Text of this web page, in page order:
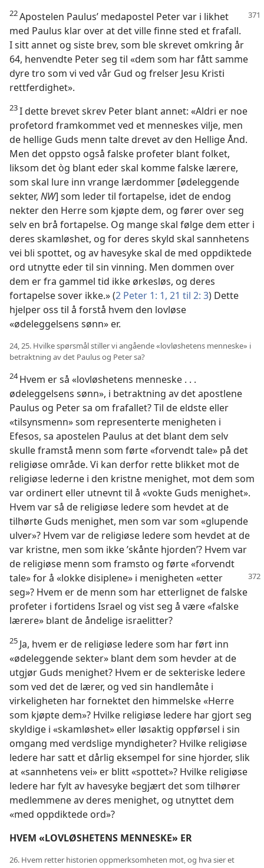
22Apostelen Paulus’ medapostel Peter var i likhet
med Paulus klar over at det ville finne sted et frafall.
I sitt annet og siste brev, som ble skrevet omkring år
64, henvendte Peter seg til «dem som har fått samme
dyre tro som vi ved vår Gud og frelser Jesu Kristi
rettferdighet».
23I dette brevet skrev Peter blant annet: «Aldri er noe
profetord framkommet ved et menneskes vilje, men
de hellige Guds menn talte drevet av den Hellige Ånd.
Men det oppsto også falske profeter blant folket,
liksom det òg blant eder skal komme falske lærere,
som skal lure inn vrange lærdommer [ødeleggende
sekter, NW] som leder til fortapelse, idet de endog
nekter den Herre som kjøpte dem, og fører over seg
selv en brå fortapelse. Og mange skal følge dem etter i
deres skamløshet, og for deres skyld skal sannhetens
vei bli spottet, og av havesyke skal de med oppdiktede
ord utnytte eder til sin vinning. Men dommen over
dem er fra gammel tid ikke ørkesløs, og deres
fortapelse sover ikke.» (2 Peter 1: 1, 21 til 2: 3) Dette
hjelper oss til å forstå hvem den lovløse
«ødeleggelsens sønn» er.
24, 25. Hvilke spørsmål stiller vi angående «lovløshetens menneske» i
betraktning av det Paulus og Peter sa?
24Hvem er så «lovløshetens menneske . . .
ødeleggelsens sønn», i betraktning av det apostlene
Paulus og Peter sa om frafallet? Til de eldste eller
«tilsynsmenn» som representerte menigheten i
Efesos, sa apostelen Paulus at det blant dem selv
skulle framstå menn som førte «forvendt tale» på det
religiøse område. Vi kan derfor rette blikket mot de
religiøse lederne i den kristne menighet, mot dem som
var ordinert eller utnevnt til å «vokte Guds menighet».
Hvem var så de religiøse ledere som hevdet at de
tilhørte Guds menighet, men som var som «glupende
ulver»? Hvem var de religiøse ledere som hevdet at de
var kristne, men som ikke ’skånte hjorden’? Hvem var
de religiøse menn som framsto og førte «forvendt
tale» for å «lokke disiplene» i menigheten «etter
seg»? Hvem er de menn som har etterlignet de falske
profeter i fortidens Israel og vist seg å være «falske
lærere» blant de åndelige israelitter?
25 Ja, hvem er de religiøse ledere som har ført inn
«ødeleggende sekter» blant dem som hevder at de
utgjør Guds menighet? Hvem er de sekteriske ledere
som ved det de lærer, og ved sin handlemåte i
virkeligheten har fornektet den himmelske «Herre
som kjøpte dem»? Hvilke religiøse ledere har gjort seg
skyldige i «skamløshet» eller løsaktig oppførsel i sin
omgang med verdslige myndigheter? Hvilke religiøse
ledere har satt et dårlig eksempel for sine hjorder, slik
at «sannhetens vei» er blitt «spottet»? Hvilke religiøse
ledere har fylt av havesyke begjært det som tilhører
medlemmene av deres menighet, og utnyttet dem
«med oppdiktede ord»?
HVEM «LOVLØSHETENS MENNESKE» ER
26. Hvem retter historien oppmerksomheten mot, og hva sier et